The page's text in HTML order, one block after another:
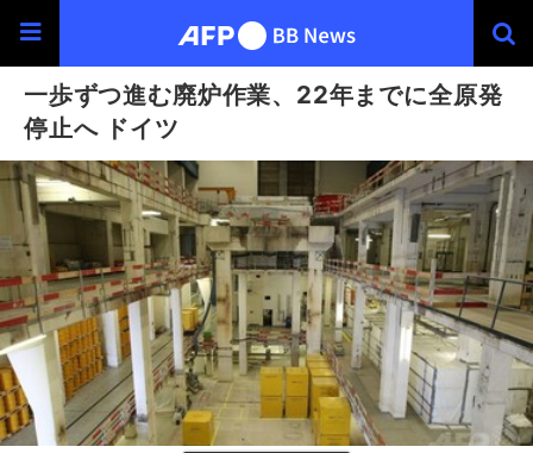
一歩ずつ進む廃炉作業、22年までに全原発
停止へ ドイツ